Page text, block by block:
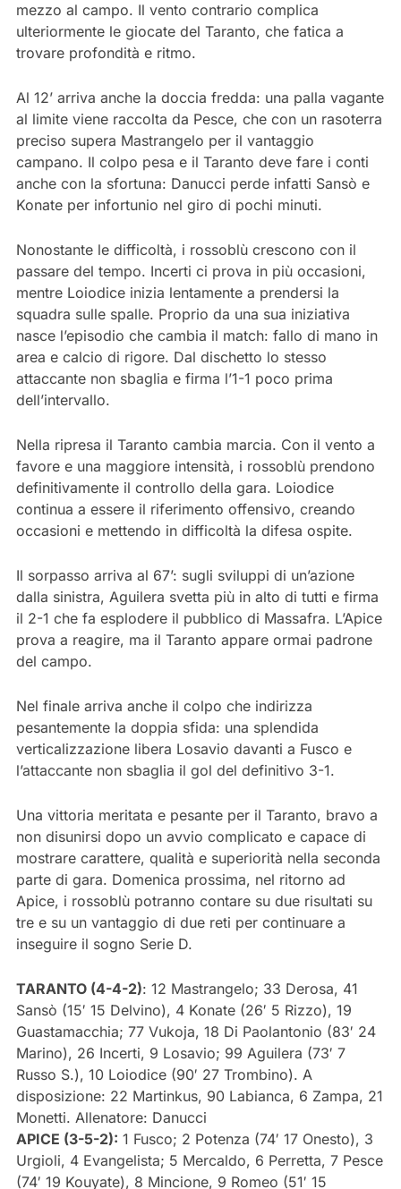
mezzo al campo. Il vento contrario complica
ulteriormente le giocate del Taranto, che fatica a
trovare profondità e ritmo.
Al 12’ arriva anche la doccia fredda: una palla vagante
al limite viene raccolta da Pesce, che con un rasoterra
preciso supera Mastrangelo per il vantaggio
campano. Il colpo pesa e il Taranto deve fare i conti
anche con la sfortuna: Danucci perde infatti Sansò e
Konate per infortunio nel giro di pochi minuti.
Nonostante le difficoltà, i rossoblù crescono con il
passare del tempo. Incerti ci prova in più occasioni,
mentre Loiodice inizia lentamente a prendersi la
squadra sulle spalle. Proprio da una sua iniziativa
nasce l’episodio che cambia il match: fallo di mano in
area e calcio di rigore. Dal dischetto lo stesso
attaccante non sbaglia e firma l’1-1 poco prima
dell’intervallo.
Nella ripresa il Taranto cambia marcia. Con il vento a
favore e una maggiore intensità, i rossoblù prendono
definitivamente il controllo della gara. Loiodice
continua a essere il riferimento offensivo, creando
occasioni e mettendo in difficoltà la difesa ospite.
Il sorpasso arriva al 67’: sugli sviluppi di un’azione
dalla sinistra, Aguilera svetta più in alto di tutti e firma
il 2-1 che fa esplodere il pubblico di Massafra. L’Apice
prova a reagire, ma il Taranto appare ormai padrone
del campo.
Nel finale arriva anche il colpo che indirizza
pesantemente la doppia sfida: una splendida
verticalizzazione libera Losavio davanti a Fusco e
l’attaccante non sbaglia il gol del definitivo 3-1.
Una vittoria meritata e pesante per il Taranto, bravo a
non disunirsi dopo un avvio complicato e capace di
mostrare carattere, qualità e superiorità nella seconda
parte di gara. Domenica prossima, nel ritorno ad
Apice, i rossoblù potranno contare su due risultati su
tre e su un vantaggio di due reti per continuare a
inseguire il sogno Serie D.
TARANTO (4-4-2): 12 Mastrangelo; 33 Derosa, 41
Sansò (15′ 15 Delvino), 4 Konate (26′ 5 Rizzo), 19
Guastamacchia; 77 Vukoja, 18 Di Paolantonio (83′ 24
Marino), 26 Incerti, 9 Losavio; 99 Aguilera (73′ 7
Russo S.), 10 Loiodice (90′ 27 Trombino). A
disposizione: 22 Martinkus, 90 Labianca, 6 Zampa, 21
Monetti. Allenatore: Danucci
APICE (3-5-2): 1 Fusco; 2 Potenza (74′ 17 Onesto), 3
Urgioli, 4 Evangelista; 5 Mercaldo, 6 Perretta, 7 Pesce
(74′ 19 Kouyate), 8 Mincione, 9 Romeo (51′ 15